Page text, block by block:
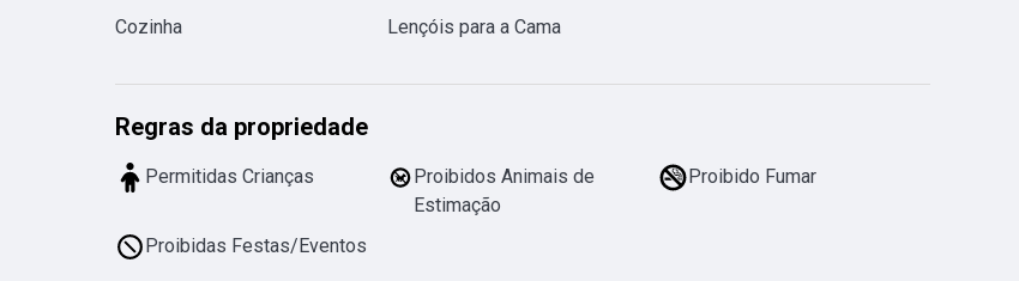
Cozinha
Lençóis para a Cama
Regras da propriedade
Permitidas Crianças
Proibidos Animais de
Estimação
Proibido Fumar
Proibidas Festas/Eventos